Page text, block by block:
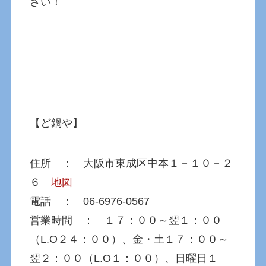
【ど鍋や】
住所 ： 大阪市東成区中本１－１０－２
６地図
電話 ： 06-6976-0567
営業時間 ： １７：００～翌１：００
（L.O２４：００）、金・土１７：００～
翌２：００（L.O１：００）、日曜日１